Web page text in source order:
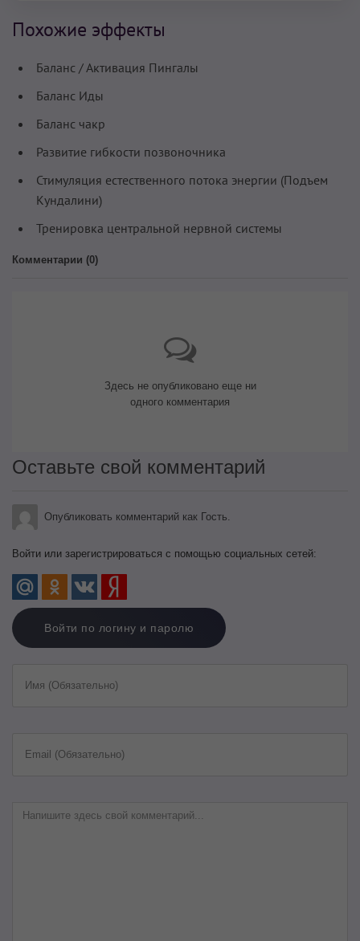
Похожие эффекты
Баланс / Активация Пингалы
Баланс Иды
Баланс чакр
Развитие гибкости позвоночника
Стимуляция естественного потока энергии (Подъем
Кундалини)
Тренировка центральной нервной системы
Комментарии (0)
Здесь не опубликовано еще ни
одного комментария
Оставьте свой комментарий
Опубликовать комментарий как Гость.
Войти или зарегистрироваться с помощью социальных сетей:
Войти по логину и паролю
Имя (Обязательно)
Email (Обязательно)